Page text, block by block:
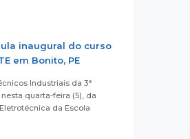
inaugural do curso
em Bonito, PE
Industriais da 3ª
quarta-feira (5), da
da Escola